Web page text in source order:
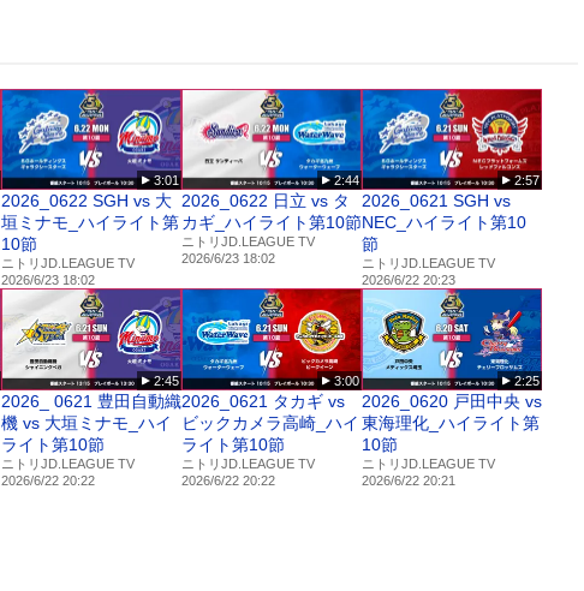
3:01
2026_0622 SGH vs 大
垣ミナモ_ハイライト第
10節
ニトリJD.LEAGUE TV
2026/6/23 18:02
2:44
2026_0622 日立 vs タ
カギ_ハイライト第10節
ニトリJD.LEAGUE TV
2026/6/23 18:02
2:57
2026_0621 SGH vs
NEC_ハイライト第10
節
ニトリJD.LEAGUE TV
2026/6/22 20:23
2:45
2026_ 0621 豊田自動織
機 vs 大垣ミナモ_ハイ
ライト第10節
ニトリJD.LEAGUE TV
2026/6/22 20:22
3:00
2026_0621 タカギ vs
ビックカメラ高崎_ハイ
ライト第10節
ニトリJD.LEAGUE TV
2026/6/22 20:22
2:25
2026_0620 戸田中央 vs
東海理化_ハイライト第
10節
ニトリJD.LEAGUE TV
2026/6/22 20:21